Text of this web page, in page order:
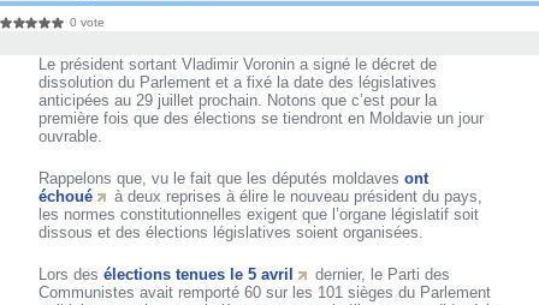
0 vote
Le président sortant Vladimir Voronin a signé le décret de
dissolution du Parlement et a fixé la date des législatives
anticipées au 29 juillet prochain. Notons que c’est pour la
première fois que des élections se tiendront en Moldavie un jour
ouvrable.
Rappelons que, vu le fait que les députés moldavesont
échoué
à deux reprises à élire le nouveau président du pays,
les normes constitutionnelles exigent que l’organe législatif soit
dissous et des élections législatives soient organisées.
Lors desélections tenues le 5 avril
dernier, le Parti des
Communistes avait remporté 60 sur les 101 sièges du Parlement